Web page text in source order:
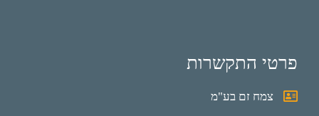
פרטי התקשרות
צמח זם בע"מ